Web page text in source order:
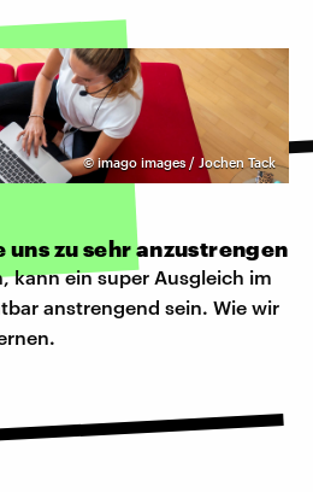
©imago images / Jochen Tack
uns zu sehr anzustrengen
kann ein super Ausgleich im
anstrengend sein. Wie wir